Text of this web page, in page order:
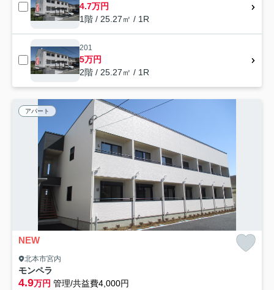
4.7万円
1階 / 25.27㎡ / 1R
201
5万円
2階 / 25.27㎡ / 1R
アパート
NEW
北本市宮内
モンペラ
4.9万円 管理/共益費4,000円